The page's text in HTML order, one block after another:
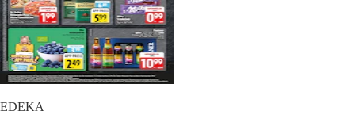
EDEKA